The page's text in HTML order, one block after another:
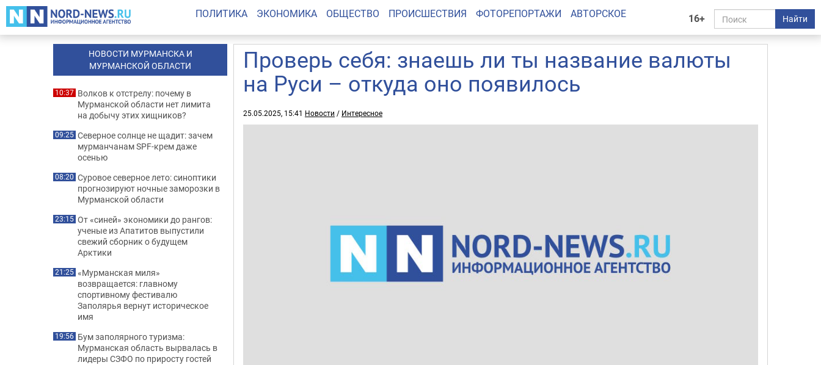
16+ Найти
ПОЛИТИКА ЭКОНОМИКА ОБЩЕСТВО ПРОИСШЕСТВИЯ ФОТОРЕПОРТАЖИ АВТОРСКОЕ
Проверь себя: знаешь ли ты название валюты
на Руси – откуда оно появилось
25.05.2025, 15:41 Новости / Интересное
НОВОСТИ МУРМАНСКА И
МУРМАНСКОЙ ОБЛАСТИ
10:37 Волков к отстрелу: почему в
Мурманской области нет лимита
на добычу этих хищников?
09:25 Северное солнце не щадит: зачем
мурманчанам SPF-крем даже
осенью
08:20 Суровое северное лето: синоптики
прогнозируют ночные заморозки в
Мурманской области
23:15 От «синей» экономики до рангов:
ученые из Апатитов выпустили
свежий сборник о будущем
Арктики
21:25 «Мурманская миля»
возвращается: главному
спортивному фестивалю
Заполярья вернут историческое
имя
19:56 Бум заполярного туризма:
Мурманская область вырвалась в
лидеры СЗФО по приросту гостей